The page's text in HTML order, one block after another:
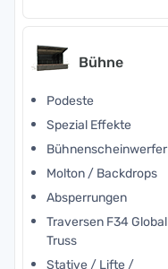
Bühne
Podeste
Spezial Effekte
Bühnenscheinwerfer
Molton / Backdrops
Absperrungen
Traversen F34 Global
Truss
Stative / Lifte /